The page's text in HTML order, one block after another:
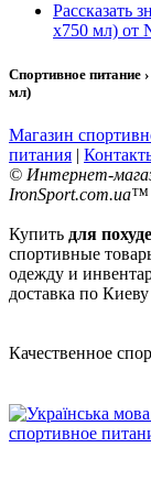
Рассказать
x750 мл) от
Спортивное питание
мл)
Магазин
питания |
© Интернет-
Купить для
спортивные
одежду и
доставка по
Качественное